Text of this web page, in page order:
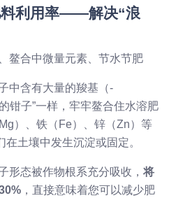
料利用率——解决“浪
鳌合中微量元素、节水节肥
中含有大量的羧基（-
钳子”一样，牢牢鳌合住水溶肥
）、铁（Fe）、锌（Zn）等
土壤中发生沉淀或固定。
形态被作物根系充分吸收， 将
，直接意味着您可以减少肥